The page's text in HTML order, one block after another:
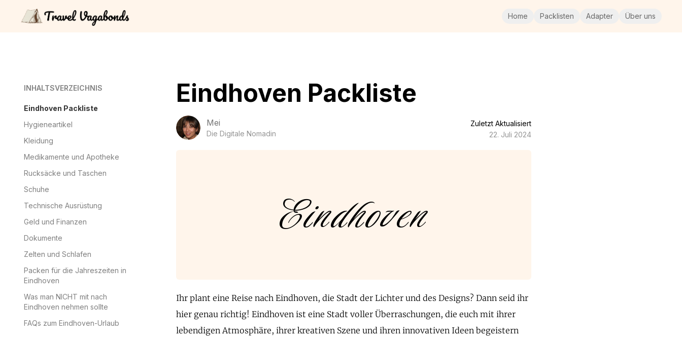
Home Packlisten Adapter Über uns
INHALTSVERZEICHNIS
Eindhoven Packliste
Hygieneartikel
Kleidung
Medikamente und Apotheke
Rucksäcke und Taschen
Schuhe
Technische Ausrüstung
Geld und Finanzen
Dokumente
Zelten und Schlafen
Packen für die Jahreszeiten in
Eindhoven
Was man NICHT mit nach
Eindhoven nehmen sollte
FAQs zum Eindhoven-Urlaub
Eindhoven Packliste
Mei
Die Digitale Nomadin
Zuletzt Aktualisiert
22. Juli 2024
Eindhoven
Ihr plant eine Reise nach Eindhoven, die Stadt der Lichter und des Designs? Dann seid ihr
hier genau richtig! Eindhoven ist eine Stadt voller Überraschungen, die euch mit ihrer
lebendigen Atmosphäre, ihrer kreativen Szene und ihren innovativen Ideen begeistern